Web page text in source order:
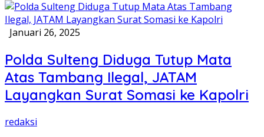
Januari 26, 2025
Polda Sulteng Diduga Tutup Mata
Atas Tambang Ilegal, JATAM
Layangkan Surat Somasi ke Kapolri
redaksi